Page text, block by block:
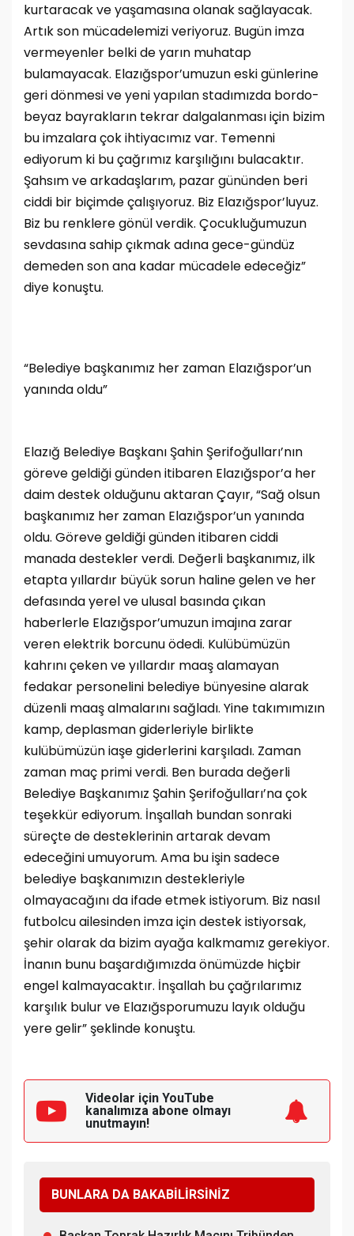
kurtaracak ve yaşamasına olanak sağlayacak.
Artık son mücadelemizi veriyoruz. Bugün imza
vermeyenler belki de yarın muhatap
bulamayacak. Elazığspor’umuzun eski günlerine
geri dönmesi ve yeni yapılan stadımızda bordo-
beyaz bayrakların tekrar dalgalanması için bizim
bu imzalara çok ihtiyacımız var. Temenni
ediyorum ki bu çağrımız karşılığını bulacaktır.
Şahsım ve arkadaşlarım, pazar gününden beri
ciddi bir biçimde çalışıyoruz. Biz Elazığspor’luyuz.
Biz bu renklere gönül verdik. Çocukluğumuzun
sevdasına sahip çıkmak adına gece-gündüz
demeden son ana kadar mücadele edeceğiz”
diye konuştu.
“Belediye başkanımız her zaman Elazığspor’un
yanında oldu”
Elazığ Belediye Başkanı Şahin Şerifoğulları’nın
göreve geldiği günden itibaren Elazığspor’a her
daim destek olduğunu aktaran Çayır, “Sağ olsun
başkanımız her zaman Elazığspor’un yanında
oldu. Göreve geldiği günden itibaren ciddi
manada destekler verdi. Değerli başkanımız, ilk
etapta yıllardır büyük sorun haline gelen ve her
defasında yerel ve ulusal basında çıkan
haberlerle Elazığspor’umuzun imajına zarar
veren elektrik borcunu ödedi. Kulübümüzün
kahrını çeken ve yıllardır maaş alamayan
fedakar personelini belediye bünyesine alarak
düzenli maaş almalarını sağladı. Yine takımımızın
kamp, deplasman giderleriyle birlikte
kulübümüzün iaşe giderlerini karşıladı. Zaman
zaman maç primi verdi. Ben burada değerli
Belediye Başkanımız Şahin Şerifoğulları’na çok
teşekkür ediyorum. İnşallah bundan sonraki
süreçte de desteklerinin artarak devam
edeceğini umuyorum. Ama bu işin sadece
belediye başkanımızın destekleriyle
olmayacağını da ifade etmek istiyorum. Biz nasıl
futbolcu ailesinden imza için destek istiyorsak,
şehir olarak da bizim ayağa kalkmamız gerekiyor.
İnanın bunu başardığımızda önümüzde hiçbir
engel kalmayacaktır. İnşallah bu çağrılarımız
karşılık bulur ve Elazığsporumuzu layık olduğu
yere gelir” şeklinde konuştu.
Videolar için YouTube
kanalımıza abone olmayı
unutmayın!
BUNLARA DA BAKABİLİRSİNİZ